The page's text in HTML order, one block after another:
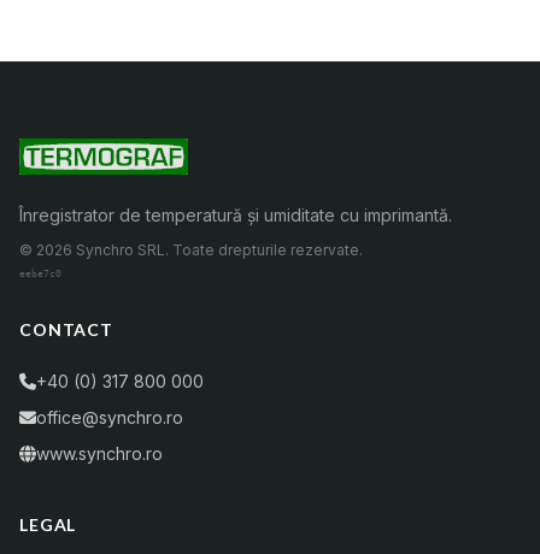
Înregistrator de temperatură și umiditate cu imprimantă.
© 2026 Synchro SRL. Toate drepturile rezervate.
eebe7c0
CONTACT
+40 (0) 317 800 000
office@synchro.ro
www.synchro.ro
LEGAL